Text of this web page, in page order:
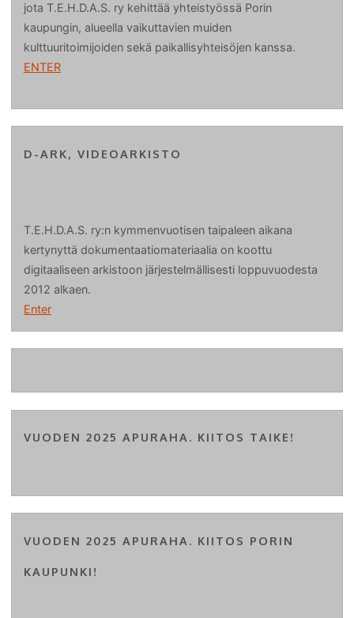
jota T.E.H.D.A.S. ry kehittää yhteistyössä Porin
kaupungin, alueella vaikuttavien muiden
kulttuuritoimijoiden sekä paikallisyhteisöjen kanssa.
ENTER
D-ARK, VIDEOARKISTO
T.E.H.D.A.S. ry:n kymmenvuotisen taipaleen aikana
kertynyttä dokumentaatiomateriaalia on koottu
digitaaliseen arkistoon järjestelmällisesti loppuvuodesta
2012 alkaen.
Enter
VUODEN 2025 APURAHA. KIITOS TAIKE!
VUODEN 2025 APURAHA. KIITOS PORIN
KAUPUNKI!